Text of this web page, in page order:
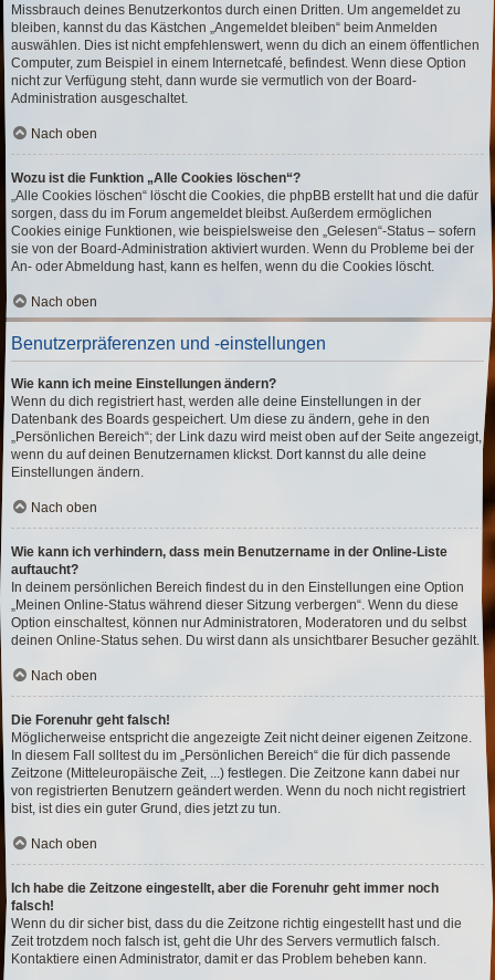
Missbrauch deines Benutzerkontos durch einen Dritten. Um angemeldet zu
bleiben, kannst du das Kästchen „Angemeldet bleiben“ beim Anmelden
auswählen. Dies ist nicht empfehlenswert, wenn du dich an einem öffentlichen
Computer, zum Beispiel in einem Internetcafé, befindest. Wenn diese Option
nicht zur Verfügung steht, dann wurde sie vermutlich von der Board-
Administration ausgeschaltet.
Nach oben
Wozu ist die Funktion „Alle Cookies löschen“?
„Alle Cookies löschen“ löscht die Cookies, die phpBB erstellt hat und die dafür
sorgen, dass du im Forum angemeldet bleibst. Außerdem ermöglichen
Cookies einige Funktionen, wie beispielsweise den „Gelesen“-Status – sofern
sie von der Board-Administration aktiviert wurden. Wenn du Probleme bei der
An- oder Abmeldung hast, kann es helfen, wenn du die Cookies löscht.
Nach oben
Benutzerpräferenzen und -einstellungen
Wie kann ich meine Einstellungen ändern?
Wenn du dich registriert hast, werden alle deine Einstellungen in der
Datenbank des Boards gespeichert. Um diese zu ändern, gehe in den
„Persönlichen Bereich“; der Link dazu wird meist oben auf der Seite angezeigt,
wenn du auf deinen Benutzernamen klickst. Dort kannst du alle deine
Einstellungen ändern.
Nach oben
Wie kann ich verhindern, dass mein Benutzername in der Online-Liste
auftaucht?
In deinem persönlichen Bereich findest du in den Einstellungen eine Option
„Meinen Online-Status während dieser Sitzung verbergen“. Wenn du diese
Option einschaltest, können nur Administratoren, Moderatoren und du selbst
deinen Online-Status sehen. Du wirst dann als unsichtbarer Besucher gezählt.
Nach oben
Die Forenuhr geht falsch!
Möglicherweise entspricht die angezeigte Zeit nicht deiner eigenen Zeitzone.
In diesem Fall solltest du im „Persönlichen Bereich“ die für dich passende
Zeitzone (Mitteleuropäische Zeit, ...) festlegen. Die Zeitzone kann dabei nur
von registrierten Benutzern geändert werden. Wenn du noch nicht registriert
bist, ist dies ein guter Grund, dies jetzt zu tun.
Nach oben
Ich habe die Zeitzone eingestellt, aber die Forenuhr geht immer noch
falsch!
Wenn du dir sicher bist, dass du die Zeitzone richtig eingestellt hast und die
Zeit trotzdem noch falsch ist, geht die Uhr des Servers vermutlich falsch.
Kontaktiere einen Administrator, damit er das Problem beheben kann.